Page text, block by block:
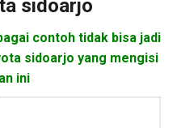
sidoarjo
contoh tidak bisa jadi
sidoarjo yang mengisi
ini